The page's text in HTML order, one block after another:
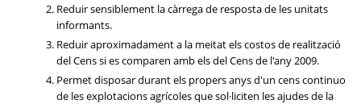
Reduir sensiblement la càrrega de resposta de les unitats
informants.
Reduir aproximadament a la meitat els costos de realització
del Cens si es comparen amb els del Cens de l'any 2009.
Permet disposar durant els propers anys d'un cens continuo
de les explotacions agrícoles que sol·liciten les ajudes de la